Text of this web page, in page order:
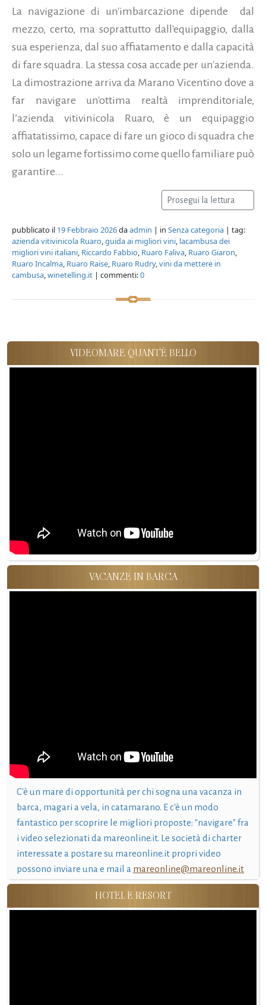
La navigazione di un'imbarcazione dipende dal
mezzo, certo, ma soprattutto dall'equipaggio, dalla
sua esperienza, dal suo affiatamento e dalla capacità
di fare squadra. La stessa cosa accade per un'azienda.
La dimostrazione arriva da Marano Vicentino dove a
far navigare un'ottima realtà imprenditoriale,
l’azienda vitivinicola Ruaro, è un equipaggio
affiatatissimo, capace di fare un gioco di squadra che
solo un legame fortissimo come quello familiare può
garantire...
Prosegui la lettura
pubblicato il 19 Febbraio 2026daadmin | in Senza categoria | tag:
azienda vitivinicola Ruaro,guida ai migliori vini, lacambusa dei
migliori vini italiani, Riccardo Fabbio, Ruaro Faliva, Ruaro Giaron,
Ruaro Incalma, Ruaro Raise, Ruaro Rudry,vini da mettere in
cambusa,winetelling.it | commenti:0
VIDEOMARE QUANT'È BELLO
VACANZE IN BARCA
C'è un mare di opportunità per chi sogna una vacanza in
barca, magari a vela, in catamarano. E c'è un modo
fantastico per scoprire le migliori proposte: "navigare" fra
i video selezionati da mareonline.it. Le società di charter
interessate a postare su mareonline.it propri video
possono inviare una e mail a mareonline@mareonline.it
HOTEL E RESORT